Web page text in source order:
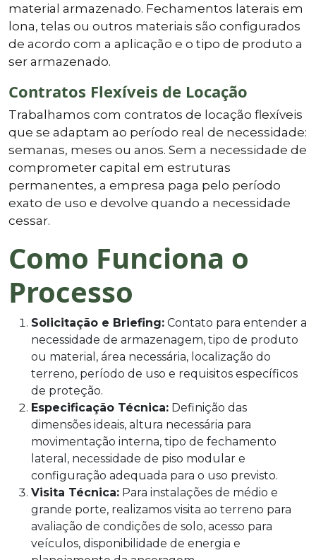
material armazenado. Fechamentos laterais em
lona, telas ou outros materiais são configurados
de acordo com a aplicação e o tipo de produto a
ser armazenado.
Contratos Flexíveis de Locação
Trabalhamos com contratos de locação flexíveis
que se adaptam ao período real de necessidade:
semanas, meses ou anos. Sem a necessidade de
comprometer capital em estruturas
permanentes, a empresa paga pelo período
exato de uso e devolve quando a necessidade
cessar.
Como Funciona o
Processo
Solicitação e Briefing: Contato para entender a
necessidade de armazenagem, tipo de produto
ou material, área necessária, localização do
terreno, período de uso e requisitos específicos
de proteção.
Especificação Técnica: Definição das
dimensões ideais, altura necessária para
movimentação interna, tipo de fechamento
lateral, necessidade de piso modular e
configuração adequada para o uso previsto.
Visita Técnica: Para instalações de médio e
grande porte, realizamos visita ao terreno para
avaliação de condições de solo, acesso para
veículos, disponibilidade de energia e